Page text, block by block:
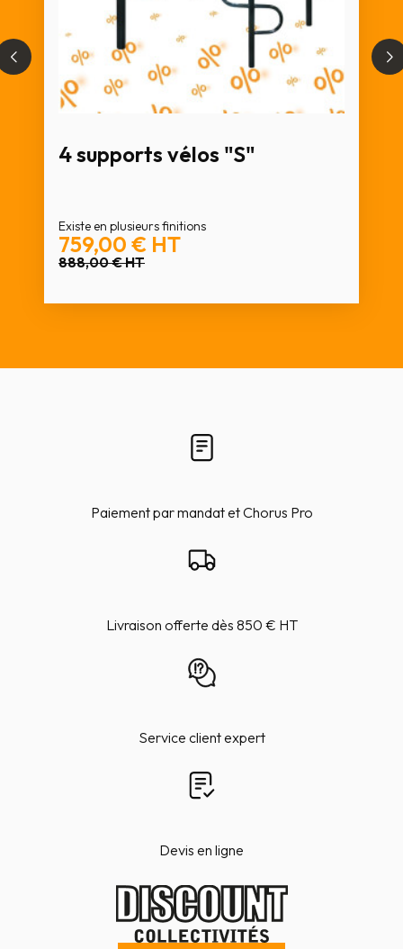
4 supports vélos "S"
Existe en plusieurs finitions
759,00 € HT
888,00 €HT
Paiement par mandat et Chorus Pro
Livraison offerte dès 850 € HT
Service client expert
Devis en ligne